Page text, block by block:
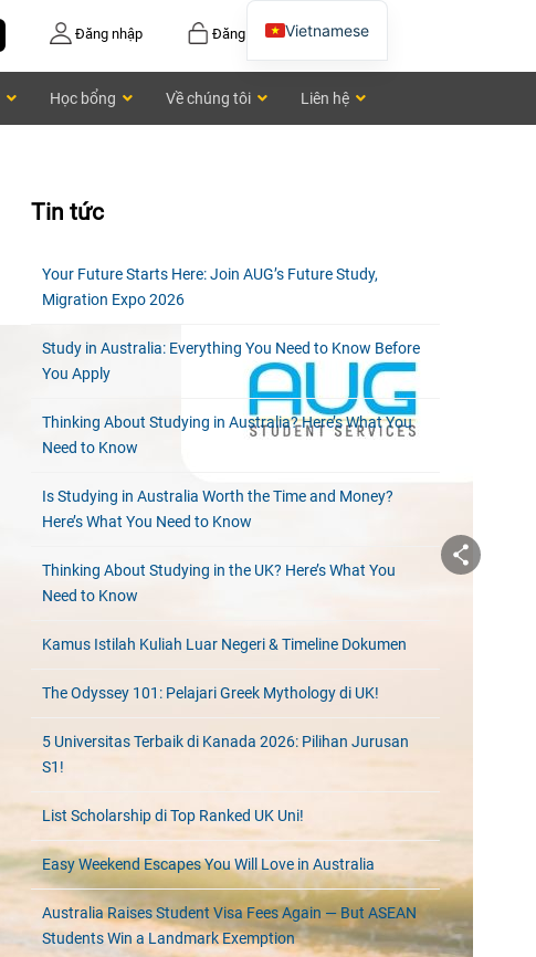
Đăng ký
Đăng nhập
Học bổng Về chúng tôi Liên hệ
Tin tức
Your Future Starts Here: Join AUG’s Future Study,
Migration Expo 2026
Study in Australia: Everything You Need to Know Before
You Apply
Thinking About Studying in Australia? Here’s What You
Need to Know
Is Studying in Australia Worth the Time and Money?
Here’s What You Need to Know
Thinking About Studying in the UK? Here’s What You
Need to Know
Kamus Istilah Kuliah Luar Negeri & Timeline Dokumen
The Odyssey 101: Pelajari Greek Mythology di UK!
5 Universitas Terbaik di Kanada 2026: Pilihan Jurusan
S1!
List Scholarship di Top Ranked UK Uni!
Easy Weekend Escapes You Will Love in Australia
Australia Raises Student Visa Fees Again — But ASEAN
Students Win a Landmark Exemption
Vietnamese
Chinese